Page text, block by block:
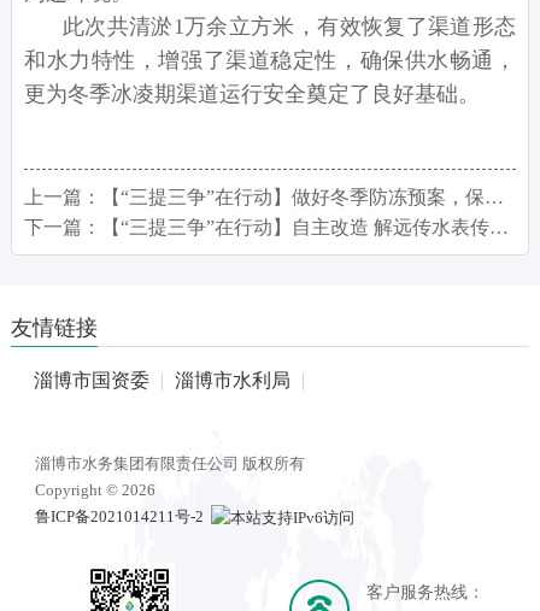
此次共清淤1万余立方米，有效恢复了渠道形态
和水力特性，增强了渠道稳定性，确保供水畅通，
更为冬季冰凌期渠道运行安全奠定了良好基础。
上一篇：
【“三提三争”在行动】做好冬季防冻预案，保障居民安全用水
下一篇：
【“三提三争”在行动】自主改造 解远传水表传输难题
友情链接
淄博市国资委 | 淄博市水利局 |
淄博市水务集团有限责任公司 版权所有
Copyright © 2026
鲁ICP备2021014211号-2
客户服务热线：